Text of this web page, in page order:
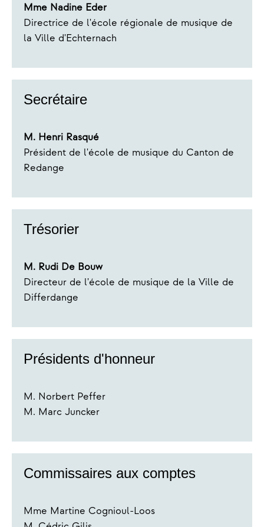
Mme Nadine Eder
Directrice de l'école régionale de musique de
la Ville d'Echternach
Secrétaire
M. Henri Rasqué
Président de l'école de musique du Canton de
Redange
Trésorier
M. Rudi De Bouw
Directeur de l'école de musique de la Ville de
Differdange
Présidents d'honneur
M. Norbert Peffer
M. Marc Juncker
Commissaires aux comptes
Mme Martine Cognioul-Loos